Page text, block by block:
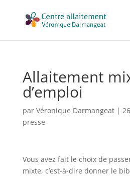
Allaitement
d’emploi
par Véronique Darmangeat|
presse
Vous avez fait le choix de
mixte, c’est-à-dire donner le